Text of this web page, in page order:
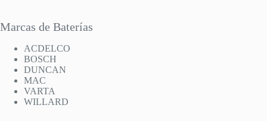
Marcas de Baterías
ACDELCO
BOSCH
DUNCAN
MAC
VARTA
WILLARD